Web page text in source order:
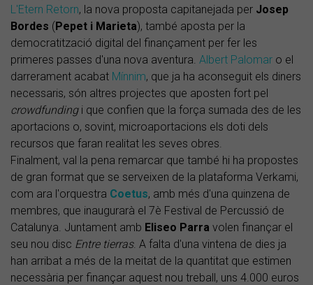
L'Etern Retorn, la nova proposta capitanejada per Josep
Bordes (Pepet i Marieta), també aposta per la
democratització digital del finançament per fer les
primeres passes d'una nova aventura. Albert Palomar o el
darrerament acabat Mínnim, que ja ha aconseguit els diners
necessaris, són altres projectes que aposten fort pel
crowdfundingi que confien que la força sumada des de les
aportacions o, sovint, microaportacions els doti dels
recursos que faran realitat les seves obres.
Finalment, val la pena remarcar que també hi ha propostes
de gran format que se serveixen de la plataforma Verkami,
com ara l'orquestra Coetus, amb més d'una quinzena de
membres, que inaugurarà el 7è Festival de Percussió de
Catalunya. Juntament amb Eliseo Parra volen finançar el
seu nou disc Entre tierras. A falta d'una vintena de dies ja
han arribat a més de la meitat de la quantitat que estimen
necessària per finançar aquest nou treball, uns 4.000 euros